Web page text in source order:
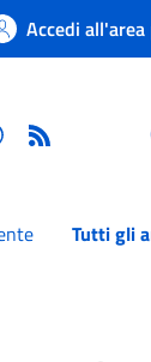
Accedi
Whatsapp
Tutti gli